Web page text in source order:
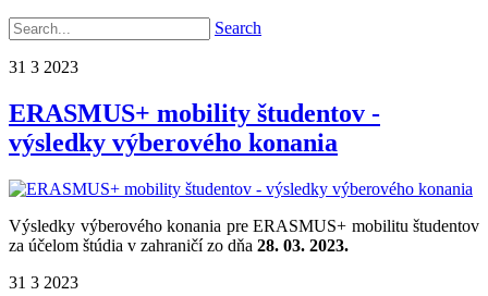
Search
31 3 2023
ERASMUS+ mobility študentov -
výsledky výberového konania
Výsledky výberového konania pre ERASMUS+ mobilitu študentov
za účelom štúdia v zahraničí zo dňa 28. 03. 2023.
31 3 2023